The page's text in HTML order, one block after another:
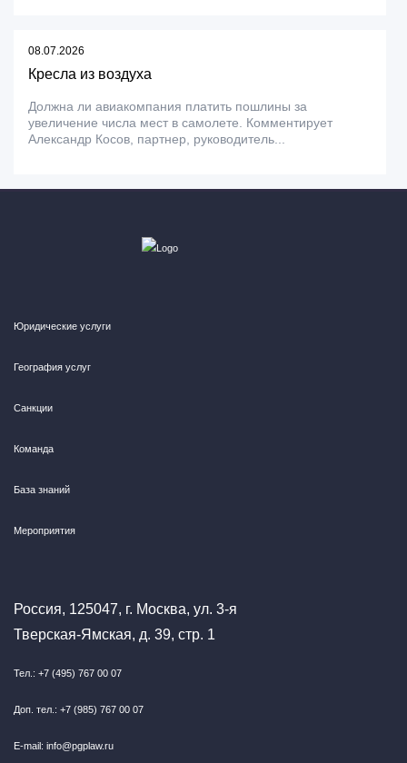
08.07.2026
Кресла из воздуха
Должна ли авиакомпания платить пошлины за
увеличение числа мест в самолете. Комментирует
Александр Косов, партнер, руководитель...
Юридические услуги
География услуг
Санкции
Команда
База знаний
Мероприятия
Россия, 125047, г. Москва, ул. 3-я
Тверская-Ямская, д. 39, стр. 1
Тел.: +7 (495) 767 00 07
Доп. тел.: +7 (985) 767 00 07
E-mail: info@pgplaw.ru